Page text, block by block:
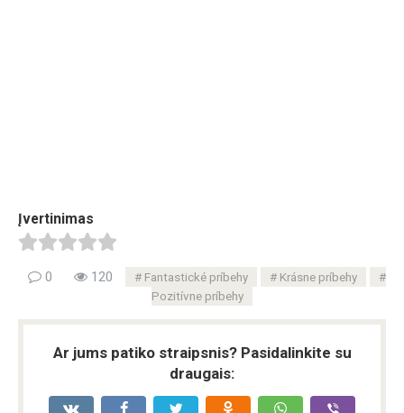
Įvertinimas
0 120 Fantastické príbehy
Krásne príbehy
Pozitívne príbehy
Ar jums patiko straipsnis? Pasidalinkite su
draugais: